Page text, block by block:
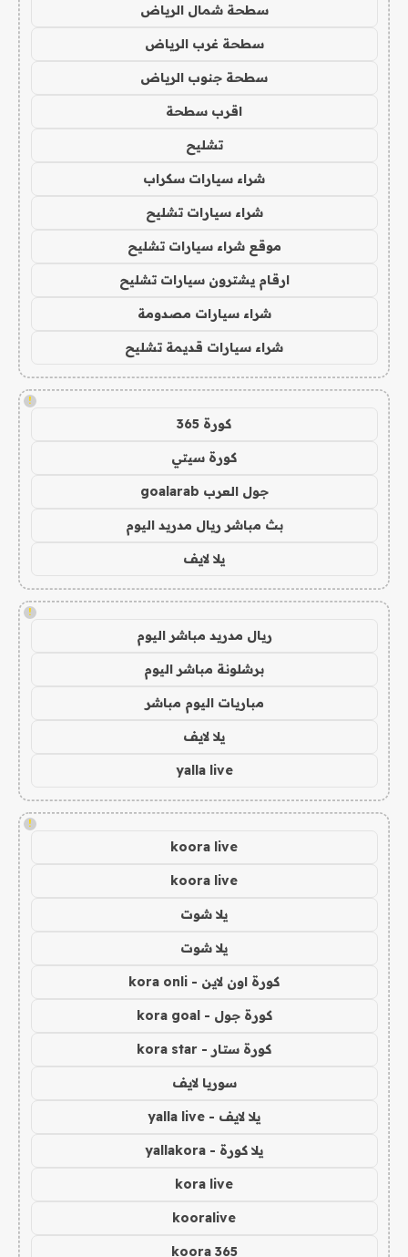
سطحة شمال الرياض
سطحة غرب الرياض
سطحة جنوب الرياض
اقرب سطحة
تشليح
شراء سيارات سكراب
شراء سيارات تشليح
موقع شراء سيارات تشليح
ارقام يشترون سيارات تشليح
شراء سيارات مصدومة
شراء سيارات قديمة تشليح
!
كورة 365
كورة سيتي
جول العرب goalarab
بث مباشر ريال مدريد اليوم
يلا لايف
!
ريال مدريد مباشر اليوم
برشلونة مباشر اليوم
مباريات اليوم مباشر
يلا لايف
yalla live
!
koora live
koora live
يلا شوت
يلا شوت
كورة اون لاين - kora onli
كورة جول - kora goal
كورة ستار - kora star
سوريا لايف
يلا لايف - yalla live
يلا كورة - yallakora
kora live
kooralive
koora 365